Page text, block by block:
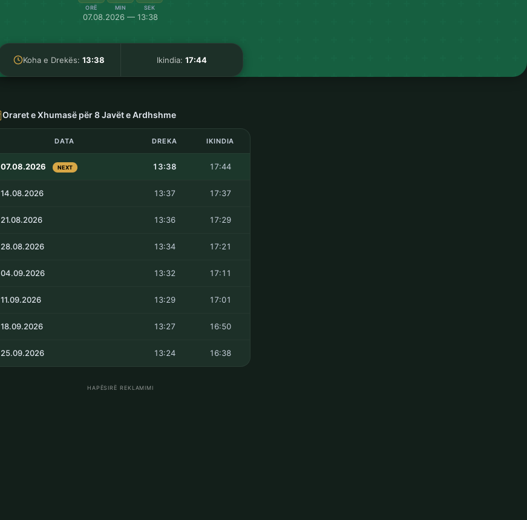
ORË MIN SEK
07.08.2026 — 13:38
Koha e Drekës:13:38 Ikindia: 17:44
Oraret e Xhumasë për 8 Javët e Ardhshme
DATA DREKA IKINDIA
07.08.2026 NEXT 13:38 17:44
14.08.2026 13:37 17:37
21.08.2026 13:36 17:29
28.08.2026 13:34 17:21
04.09.2026 13:32 17:11
11.09.2026 13:29 17:01
18.09.2026 13:27 16:50
25.09.2026 13:24 16:38
HAPËSIRË REKLAMIMI